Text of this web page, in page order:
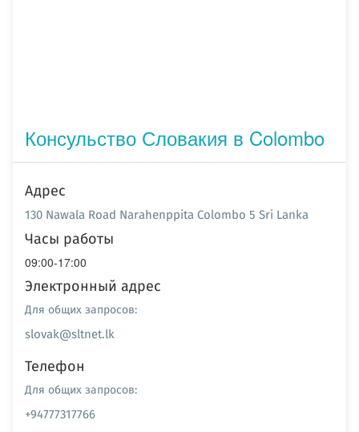
Консульство Словакия в Colombo
Адрес
130 Nawala Road Narahenppita Colombo 5 Sri Lanka
Часы работы
09:00-17:00
Электронный адрес
Для общих запросов:
slovak@sltnet.lk
Телефон
Для общих запросов:
+94777317766